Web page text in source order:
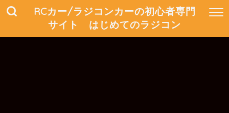
RCカー/ラジコンカーの初心者専門
サイト はじめてのラジコン